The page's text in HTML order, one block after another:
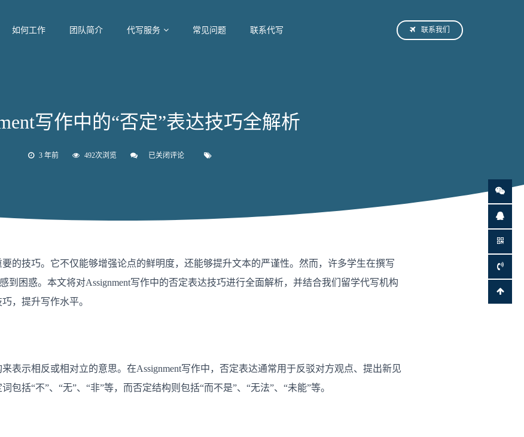
如何工作 团队简介 代写服务 常见问题 联系代写 联系我们
写作中的“否定”表达技巧全解析
3 年前 492次浏览
Assignment
巧
全
解
析
已关闭评论
的技巧。它不仅能够增强论点的鲜明度，还能够提升文本的严谨性。然而，许多学生在撰写
到困惑。本文将对Assignment写作中的否定表达技巧进行全面解析，并结合我们留学代写机构
，提升写作水平。
表示相反或相对立的意思。在Assignment写作中，否定表达通常用于反驳对方观点、提出新见
括“不”、“无”、“非”等，而否定结构则包括“而不是”、“无法”、“未能”等。